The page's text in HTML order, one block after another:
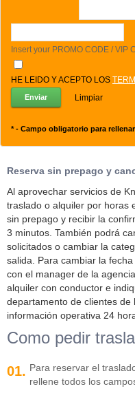
Insert your PROMO CODE / VIP
HE LEIDO Y ACEPTO LOS
Limpiar
*- Campo obligatorio para rellenar
Reserva sin prepago y
Al aprovechar servicios de
traslado o alquiler por horas
sin prepago y recibir la
3 minutos. También podrá
solicitados o cambiar la
salida. Para cambiar la
con el manager de la
alquiler con conductor e
departamento de clientes de
información operativa 24
Como pedir
01. Para reservar el
rellene todos los